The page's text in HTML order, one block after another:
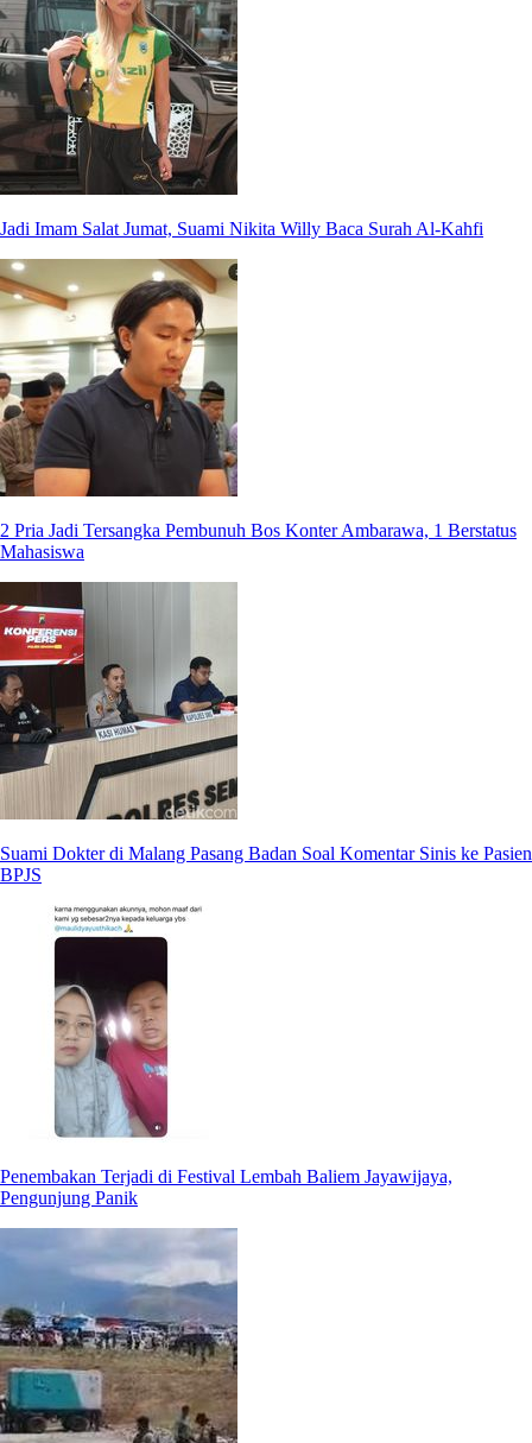
Jadi Imam Salat Jumat, Suami Nikita Willy Baca Surah Al-Kahfi
2 Pria Jadi Tersangka Pembunuh Bos Konter Ambarawa, 1 Berstatus
Mahasiswa
Suami Dokter di Malang Pasang Badan Soal Komentar Sinis ke Pasien
BPJS
Penembakan Terjadi di Festival Lembah Baliem Jayawijaya,
Pengunjung Panik